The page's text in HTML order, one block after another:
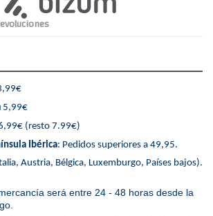
5,99€
(resto 7.99€)
Ibérica: Pedidos superiores a 49,95.
Austria, Bélgica, Luxemburgo, Países bajos).
será entre 24 - 48 horas desde la